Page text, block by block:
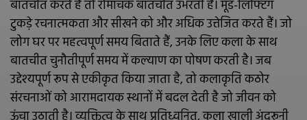
बातचीत करते हैं तो रोमांचक बातचीत उभरती है। मूड-लिफ्टिंग
टुकड़े रचनात्मकता और सीखने को और अधिक उत्तेजित करते हैं। जो
लोग घर पर महत्वपूर्ण समय बिताते हैं, उनके लिए कला के साथ
बातचीत चुनौतीपूर्ण समय में कल्याण का पोषण करती है। जब
उद्देश्यपूर्ण रूप से एकीकृत किया जाता है, तो कलाकृति कठोर
संरचनाओं को आरामदायक स्थानों में बदल देती है जो जीवन को